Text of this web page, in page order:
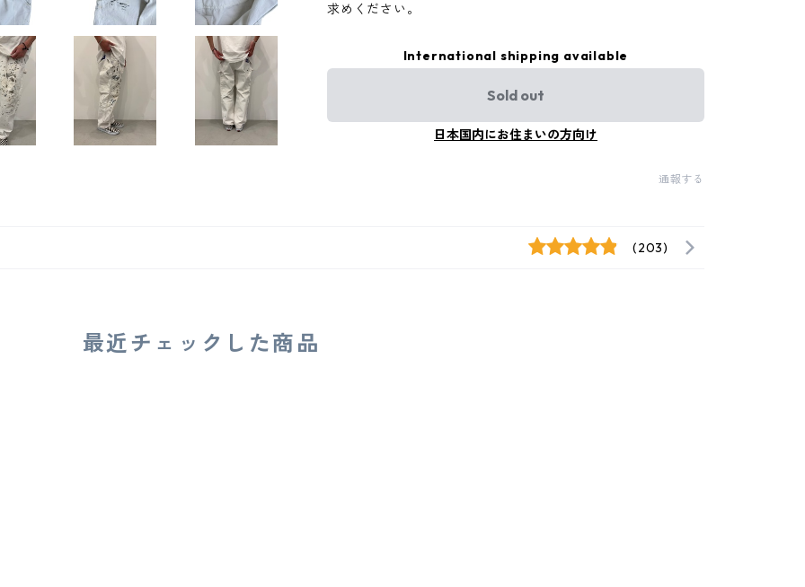
求めください。
International shipping available
Sold out
日本国内にお住まいの方向け
通報する
(203)
最近チェックした商品